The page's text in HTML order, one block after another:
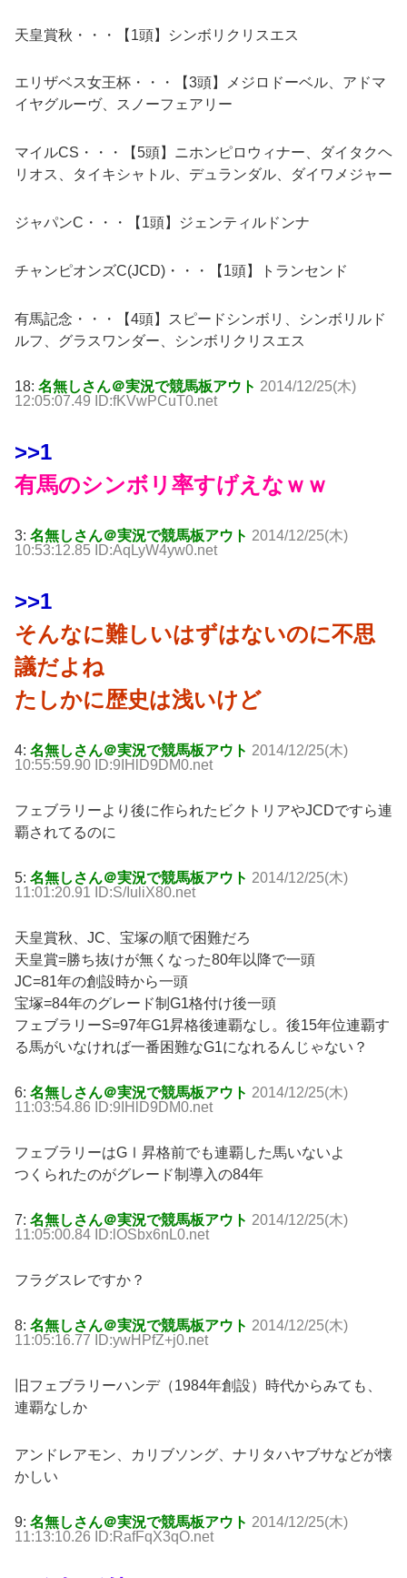
天皇賞秋・・・【1頭】シンボリクリスエス
エリザベス女王杯・・・【3頭】メジロドーベル、アドマ
イヤグルーヴ、スノーフェアリー
マイルCS・・・【5頭】ニホンピロウィナー、ダイタクヘ
リオス、タイキシャトル、デュランダル、ダイワメジャー
ジャパンC・・・【1頭】ジェンティルドンナ
チャンピオンズC(JCD)・・・【1頭】トランセンド
有馬記念・・・【4頭】スピードシンボリ、シンボリルド
ルフ、グラスワンダー、シンボリクリスエス
18: 名無しさん＠実況で競馬板アウト 2014/12/25(木)
12:05:07.49 ID:fKVwPCuT0.net
>>1
有馬のシンボリ率すげえなｗｗ
3: 名無しさん＠実況で競馬板アウト 2014/12/25(木)
10:53:12.85 ID:AqLyW4yw0.net
>>1
そんなに難しいはずはないのに不思
議だよね
たしかに歴史は浅いけど
4: 名無しさん＠実況で競馬板アウト 2014/12/25(木)
10:55:59.90 ID:9IHlD9DM0.net
フェブラリーより後に作られたビクトリアやJCDですら連
覇されてるのに
5: 名無しさん＠実況で競馬板アウト 2014/12/25(木)
11:01:20.91 ID:S/IuliX80.net
天皇賞秋、JC、宝塚の順で困難だろ
天皇賞=勝ち抜けが無くなった80年以降で一頭
JC=81年の創設時から一頭
宝塚=84年のグレード制G1格付け後一頭
フェブラリーS=97年G1昇格後連覇なし。後15年位連覇す
る馬がいなければ一番困難なG1になれるんじゃない？
6: 名無しさん＠実況で競馬板アウト 2014/12/25(木)
11:03:54.86 ID:9IHlD9DM0.net
フェブラリーはGⅠ昇格前でも連覇した馬いないよ
つくられたのがグレード制導入の84年
7: 名無しさん＠実況で競馬板アウト 2014/12/25(木)
11:05:00.84 ID:lOSbx6nL0.net
フラグスレですか？
8: 名無しさん＠実況で競馬板アウト 2014/12/25(木)
11:05:16.77 ID:ywHPfZ+j0.net
旧フェブラリーハンデ（1984年創設）時代からみても、
連覇なしか
アンドレアモン、カリブソング、ナリタハヤブサなどが懐
かしい
9: 名無しさん＠実況で競馬板アウト 2014/12/25(木)
11:13:10.26 ID:RafFqX3qO.net